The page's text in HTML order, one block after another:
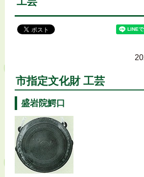
市指定文化財 工芸
盛岩院鰐口